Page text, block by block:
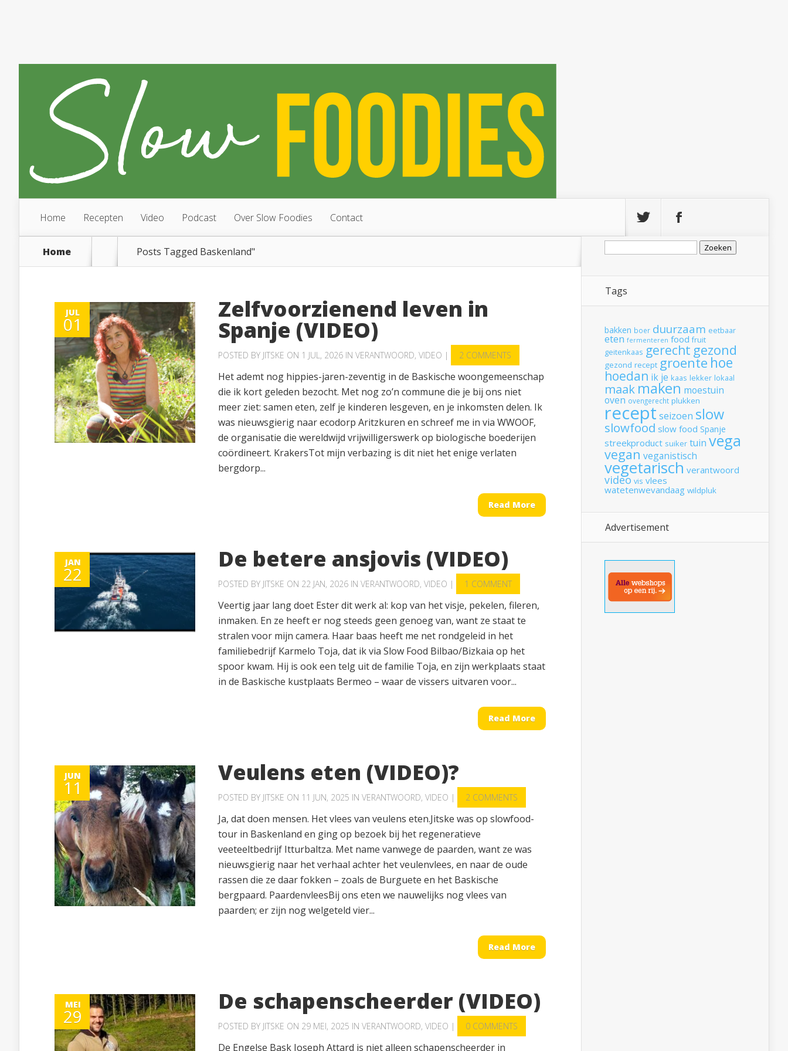
Home Recepten Video Podcast Over Slow Foodies Contact
Home Posts Tagged Baskenland"
JUL
01
Zelfvoorzienend leven in
Spanje (VIDEO)
POSTED BY JITSKE ON 1 JUL, 2026 IN VERANTWOORD, VIDEO | 2 COMMENTS
Het ademt nog hippies-jaren-zeventig in de Baskische woongemeenschap
die ik kort geleden bezocht. Met nog zo’n commune die je bij ons niet
meer ziet: samen eten, zelf je kinderen lesgeven, en je inkomsten delen. Ik
was nieuwsgierig naar ecodorp Aritzkuren en schreef me in via WWOOF,
de organisatie die wereldwijd vrijwilligerswerk op biologische boederijen
coördineert. KrakersTot mijn verbazing is dit niet het enige verlaten
bergdorp...
Read More
JAN
22
De betere ansjovis (VIDEO)
POSTED BY JITSKE ON 22 JAN, 2026 IN VERANTWOORD, VIDEO | 1 COMMENT
Veertig jaar lang doet Ester dit werk al: kop van het visje, pekelen, fileren,
inmaken. En ze heeft er nog steeds geen genoeg van, want ze staat te
stralen voor mijn camera. Haar baas heeft me net rondgeleid in het
familiebedrijf Karmelo Toja, dat ik via Slow Food Bilbao/Bizkaia op het
spoor kwam. Hij is ook een telg uit de familie Toja, en zijn werkplaats staat
in de Baskische kustplaats Bermeo – waar de vissers uitvaren voor...
Read More
JUN
11
Veulens eten (VIDEO)?
POSTED BY JITSKE ON 11 JUN, 2025 IN VERANTWOORD, VIDEO | 2 COMMENTS
Ja, dat doen mensen. Het vlees van veulens eten.Jitske was op slowfood-
tour in Baskenland en ging op bezoek bij het regeneratieve
veeteeltbedrijf Itturbaltza. Met name vanwege de paarden, want ze was
nieuwsgierig naar het verhaal achter het veulenvlees, en naar de oude
rassen die ze daar fokken – zoals de Burguete en het Baskische
bergpaard. PaardenvleesBij ons eten we nauwelijks nog vlees van
paarden; er zijn nog welgeteld vier...
Read More
MEI
29
De schapenscheerder (VIDEO)
POSTED BY JITSKE ON 29 MEI, 2025 IN VERANTWOORD, VIDEO | 0 COMMENTS
De Engelse Bask Joseph Attard is niet alleen schapenscheerder in
Zoeken
Tags
bakken boer duurzaam eetbaar
eten fermenteren food fruit
geitenkaas gerecht gezond
gezond recept groente hoe
hoedan ik je kaas lekker lokaal
maak maken moestuin
oven ovengerecht plukken
recept seizoen slow
slowfood slow food Spanje
streekproduct suiker tuin vega
vegan veganistisch
vegetarisch verantwoord
video vis vlees
watetenwevandaag wildpluk
Advertisement